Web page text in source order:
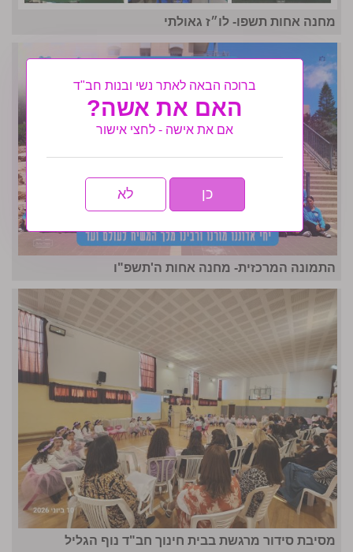
מחנה אחות תשפו- לו״ז גאולתי
התמונה המרכזית- מחנה אחות ה'תשפ"ו
מסיבת סידור מרגשת בבית חינוך חב"ד נוף הגליל
ברוכה הבאה לאתר נשי ובנות חב"ד
האם את אשה?
אם את אישה - לחצי אישור
כן לא